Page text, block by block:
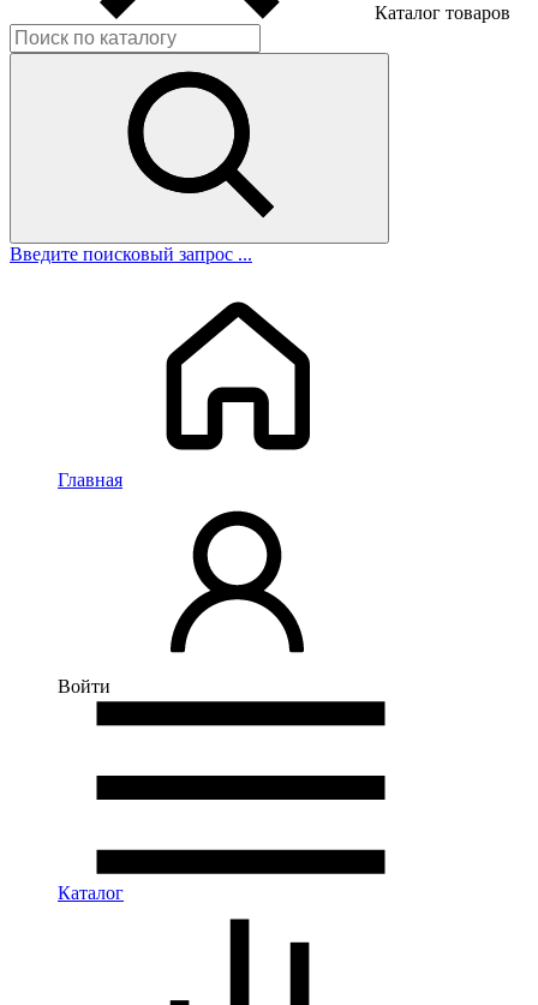
Каталог товаров
Введите поисковый запрос ...
Главная
Войти
Каталог